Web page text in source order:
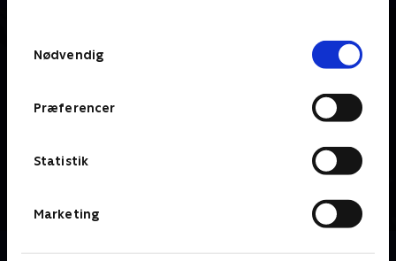
Nødvendig
Præferencer
Statistik
Marketing